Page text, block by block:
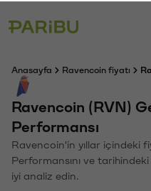
Anasayfa Ravencoin fiyatı
Ravencoin (RVN)
Performansı
Ravencoin'in yıllar içindeki
Performansını ve
iyi analiz edin.